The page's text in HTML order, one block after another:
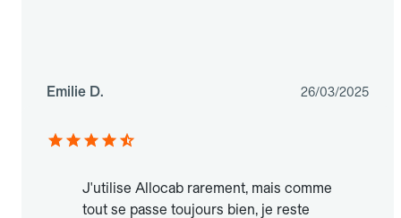
Emilie D. 26/03/2025
J'utilise Allocab rarement, mais comme
tout se passe toujours bien, je reste